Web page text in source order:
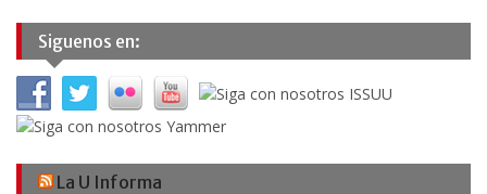
Siguenos en:
La U Informa